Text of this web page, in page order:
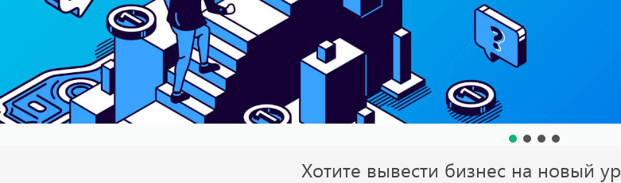
Хотите вывести бизнес на новый